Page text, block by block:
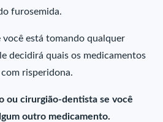
furosemida.
você está tomando qualquer
decidirá quais os medicamentos
risperidona.
ou cirurgião-dentista se você
outro medicamento.